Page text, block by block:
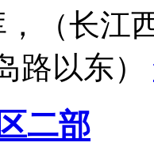
，（长江
路以东）
二部